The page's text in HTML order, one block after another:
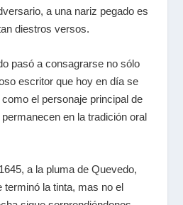
a una nariz pegado es
diestros versos.
pasó a consagrarse no sólo
escritor que hoy en día se
el personaje principal de
en la tradición oral
a la pluma de Quevedo,
terminó la tinta, mas no el